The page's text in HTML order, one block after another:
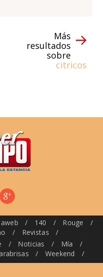
Más
resultados
sobre
citricos
/ 140 / Rouge
/
/ Revistas
/
/ Noticias / Mía
/
/ Weekend /